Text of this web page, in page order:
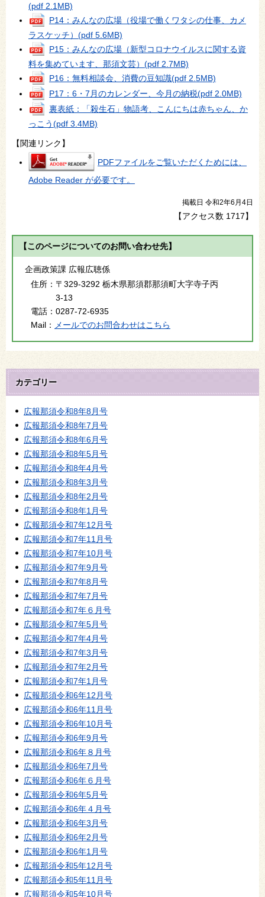
(pdf 2.1MB)
P14：みんなの広場（役場で働くワタシの仕事、カメ
ラスケッチ） (pdf 5.6MB)
P15：みんなの広場（新型コロナウイルスに関する資
料を集めています、那須文芸） (pdf 2.7MB)
P16：無料相談会、消費の豆知識(pdf 2.5MB)
P17：6・7月のカレンダー、今月の納税(pdf 2.0MB)
裏表紙：「殺生石」物語考、こんにちは赤ちゃん、か
っこう(pdf 3.4MB)
【関連リンク】
PDFファイルをご覧いただくためには、
Adobe Reader が必要です。
掲載日 令和2年6月4日
【アクセス数 1717】
【このページについてのお問い合わせ先】
企画政策課 広報広聴係
住所： 〒329-3292 栃木県那須郡那須町大字寺子丙
3-13
電話： 0287-72-6935
Mail：
メールでのお問合わせはこちら
カテゴリー
広報那須令和8年8月号
広報那須令和8年7月号
広報那須令和8年6月号
広報那須令和8年5月号
広報那須令和8年4月号
広報那須令和8年3月号
広報那須令和8年2月号
広報那須令和8年1月号
広報那須令和7年12月号
広報那須令和7年11月号
広報那須令和7年10月号
広報那須令和7年9月号
広報那須令和7年8月号
広報那須令和7年7月号
広報那須令和7年６月号
広報那須令和7年5月号
広報那須令和7年4月号
広報那須令和7年3月号
広報那須令和7年2月号
広報那須令和7年1月号
広報那須令和6年12月号
広報那須令和6年11月号
広報那須令和6年10月号
広報那須令和6年9月号
広報那須令和6年８月号
広報那須令和6年7月号
広報那須令和6年６月号
広報那須令和6年5月号
広報那須令和6年４月号
広報那須令和6年3月号
広報那須令和6年2月号
広報那須令和6年1月号
広報那須令和5年12月号
広報那須令和5年11月号
広報那須令和5年10月号